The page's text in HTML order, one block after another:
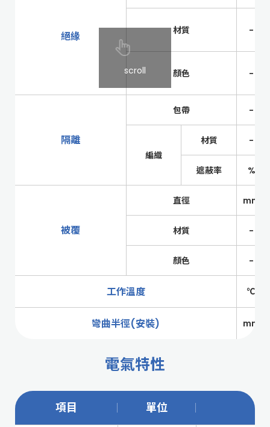
scroll
絕緣 材質 -
顏色 -
隔離
包帶 -
編織
材質 -
遮蔽率 %
被覆
直徑 mm
材質 -
顏色 -
工作溫度 ℃
彎曲半徑(安裝) mm
電氣特性
項目 單位